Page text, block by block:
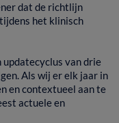
dat de richtlijn
het klinisch
van drie
Als wij er elk jaar in
en contextueel aan te
actuele en